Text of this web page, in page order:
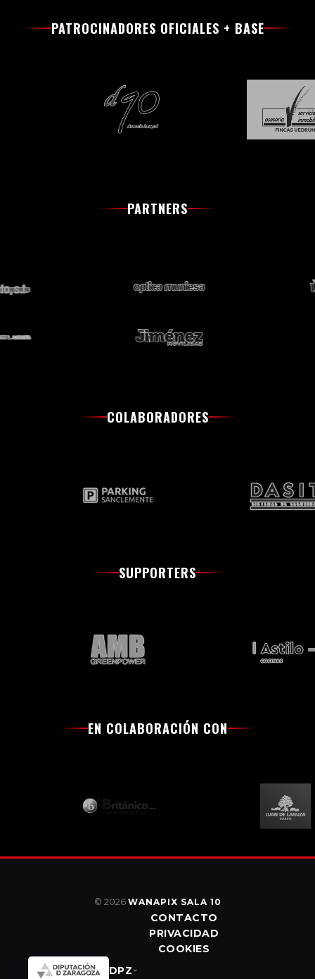
PATROCINADORES OFICIALES + BASE
PARTNERS
COLABORADORES
SUPPORTERS
EN COLABORACIÓN CON
© 2026 WANAPIX SALA 10
CONTACTO
PRIVACIDAD
COOKIES
DPZ